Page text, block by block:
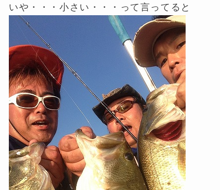
いや・・・小さい・・・って言ってると